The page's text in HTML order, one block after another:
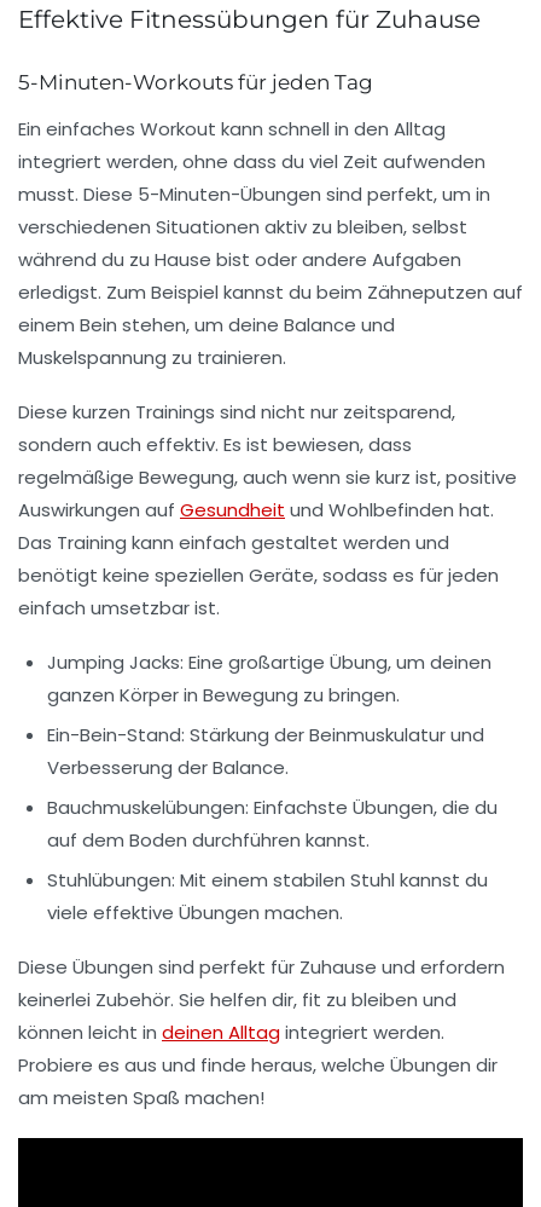
Effektive Fitnessübungen für Zuhause
5-Minuten-Workouts für jeden Tag
Ein einfaches Workout kann schnell in den Alltag
integriert werden, ohne dass du viel Zeit aufwenden
musst. Diese 5-Minuten-Übungen sind perfekt, um in
verschiedenen Situationen aktiv zu bleiben, selbst
während du zu Hause bist oder andere Aufgaben
erledigst. Zum Beispiel kannst du beim Zähneputzen auf
einem Bein stehen, um deine Balance und
Muskelspannung zu trainieren.
Diese kurzen Trainings sind nicht nur zeitsparend,
sondern auch effektiv. Es ist bewiesen, dass
regelmäßige Bewegung, auch wenn sie kurz ist, positive
Auswirkungen auf Gesundheit und Wohlbefinden hat.
Das Training kann einfach gestaltet werden und
benötigt keine speziellen Geräte, sodass es für jeden
einfach umsetzbar ist.
Jumping Jacks: Eine großartige Übung, um deinen
ganzen Körper in Bewegung zu bringen.
Ein-Bein-Stand: Stärkung der Beinmuskulatur und
Verbesserung der Balance.
Bauchmuskelübungen: Einfachste Übungen, die du
auf dem Boden durchführen kannst.
Stuhlübungen: Mit einem stabilen Stuhl kannst du
viele effektive Übungen machen.
Diese Übungen sind perfekt für Zuhause und erfordern
keinerlei Zubehör. Sie helfen dir, fit zu bleiben und
können leicht in deinen Alltagintegriert werden.
Probiere es aus und finde heraus, welche Übungen dir
am meisten Spaß machen!